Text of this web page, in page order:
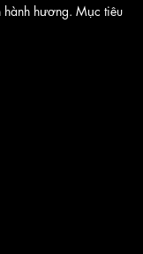
hương. Mục tiêu